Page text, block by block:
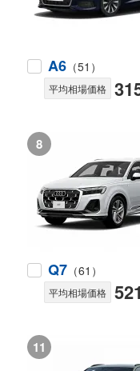
A6 （51）
平均相場価格
8
Q7 （61）
平均相場価格 521
11